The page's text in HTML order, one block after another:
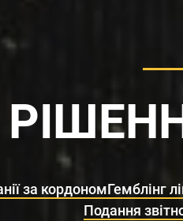
за кордономГемблінг
Подання